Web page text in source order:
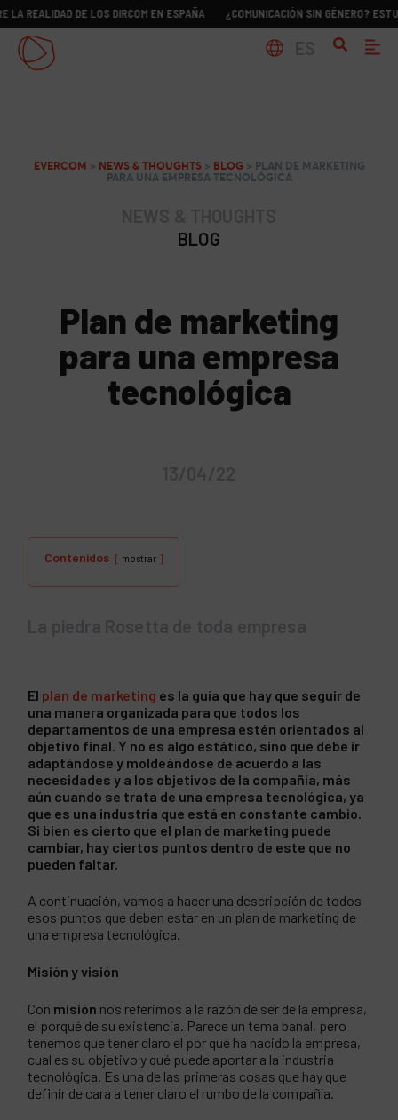
DE LOS DIRCOM EN ESPAÑA ¿COMUNICACIÓN SIN GÉNERO? ESTUDIO
EVERCOM > NEWS & THOUGHTS> BLOG > PLAN DE MARKETING
PARA UNA EMPRESA TECNOLÓGICA
BLOG
Plan de marketing
para una empresa
tecnológica
Contenidos mostrar
El plan de marketing es la guía que hay que seguir de
una manera organizada para que todos los
departamentos de una empresa estén orientados al
objetivo final. Y no es algo estático, sino que debe ir
adaptándose y moldeándose de acuerdo a las
necesidades y a los objetivos de la compañía, más
aún cuando se trata de una empresa tecnológica, ya
que es una industria que está en constante cambio.
Si bien es cierto que el plan de marketing puede
cambiar, hay ciertos puntos dentro de este que no
pueden faltar.
A continuación, vamos a hacer una descripción de todos
esos puntos que deben estar en un plan de marketing de
una empresa tecnológica.
Misión y visión
Con misión nos referimos a la razón de ser de la empresa,
el porqué de su existencia. Parece un tema banal, pero
tenemos que tener claro el por qué ha nacido la empresa,
cual es su objetivo y qué puede aportar a la industria
tecnológica. Es una de las primeras cosas que hay que
definir de cara a tener claro el rumbo de la compañía.